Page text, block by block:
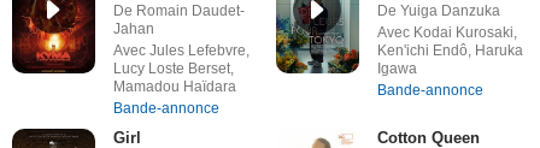
De Romain Daudet-
Jahan
Avec Jules Lefebvre,
Lucy Loste Berset,
Mamadou Haïdara
Bande-annonce
De Yuiga Danzuka
Avec Kodai Kurosaki,
Ken'ichi Endô, Haruka
Igawa
Bande-annonce
Girl Cotton Queen